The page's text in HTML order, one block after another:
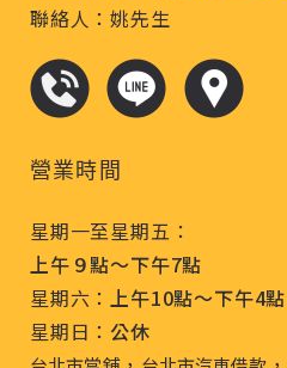
聯絡人：姚先生
營業時間
星期一至星期五：
上午９點～下午7點
星期六：上午10點～下午4點
星期日： 公休